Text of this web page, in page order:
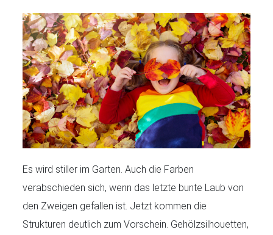
Es wird stiller im Garten. Auch die Farben
verabschieden sich, wenn das letzte bunte Laub von
den Zweigen gefallen ist. Jetzt kommen die
Strukturen deutlich zum Vorschein. Gehölzsilhouetten,